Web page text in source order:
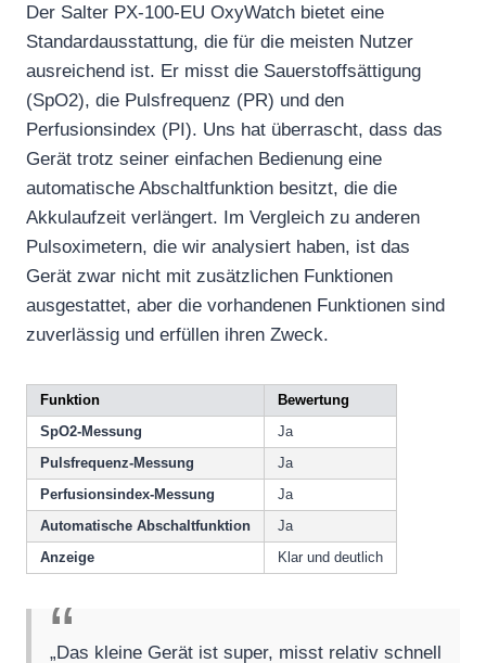
Der Salter PX-100-EU OxyWatch bietet eine
Standardausstattung, die für die meisten Nutzer
ausreichend ist. Er misst die Sauerstoffsättigung
(SpO2), die Pulsfrequenz (PR) und den
Perfusionsindex (PI). Uns hat überrascht, dass das
Gerät trotz seiner einfachen Bedienung eine
automatische Abschaltfunktion besitzt, die die
Akkulaufzeit verlängert. Im Vergleich zu anderen
Pulsoximetern, die wir analysiert haben, ist das
Gerät zwar nicht mit zusätzlichen Funktionen
ausgestattet, aber die vorhandenen Funktionen sind
zuverlässig und erfüllen ihren Zweck.
Funktion
Bewertung
SpO2-Messung
Ja
Pulsfrequenz-Messung
Ja
Perfusionsindex-Messung
Ja
Automatische Abschaltfunktion
Ja
Anzeige
Klar und deutlich
„Das kleine Gerät ist super, misst relativ schnell